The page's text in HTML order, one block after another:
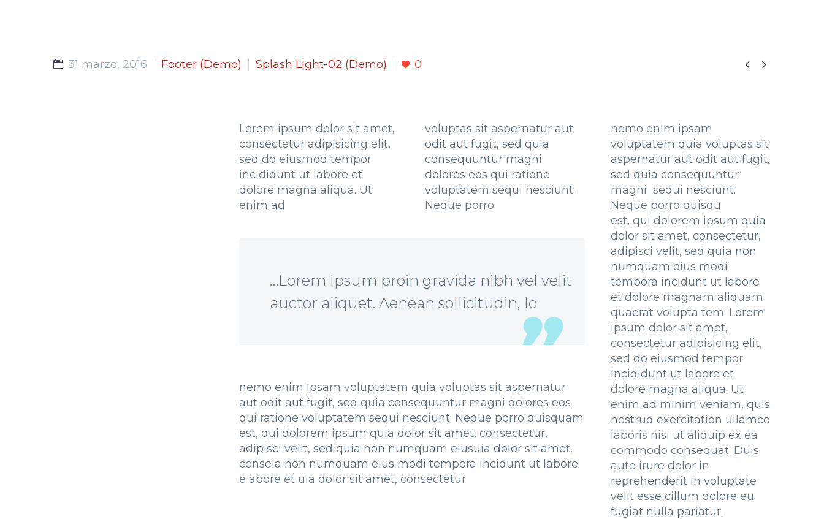
 
31 marzo, 2016 Footer (Demo) Splash Light-02 (Demo) 0
Lorem ipsum dolor sit amet,
consectetur adipisicing elit,
sed do eiusmod tempor
incididunt ut labore et
dolore magna aliqua. Ut
enim ad
voluptas sit aspernatur aut
odit aut fugit, sed quia
consequuntur magni
dolores eos qui ratione
voluptatem sequi nesciunt.
Neque porro
nemo enim ipsam
voluptatem quia voluptas sit
aspernatur aut odit aut fugit,
sed quia consequuntur
magni sequi nesciunt.
Neque porro quisqu
…Lorem Ipsum proin gravida nibh vel velit
auctor aliquet. Aenean sollicitudin, lo
nemo enim ipsam voluptatem quia voluptas sit aspernatur
aut odit aut fugit, sed quia consequuntur magni dolores eos
qui ratione voluptatem sequi nesciunt. Neque porro quisquam
est, qui dolorem ipsum quia dolor sit amet, consectetur,
adipisci velit, sed quia non numquam eiusuia dolor sit amet,
conseia non numquam eius modi tempora incidunt ut labore
e abore et uia dolor sit amet, consectetur
est, qui dolorem ipsum quia
dolor sit amet, consectetur,
adipisci velit, sed quia non
numquam eius modi
tempora incidunt ut labore
et dolore magnam aliquam
quaerat volupta tem. Lorem
ipsum dolor sit amet,
consectetur adipisicing elit,
sed do eiusmod tempor
incididunt ut labore et
dolore magna aliqua. Ut
enim ad minim veniam, quis
nostrud exercitation ullamco
laboris nisi ut aliquip ex ea
commodo consequat. Duis
aute irure dolor in
reprehenderit in voluptate
velit esse cillum dolore eu
fugiat nulla pariatur.